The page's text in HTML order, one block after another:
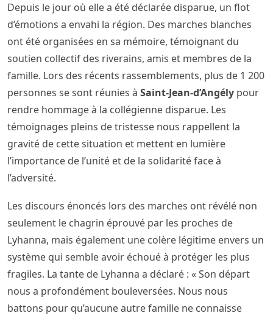
Depuis le jour où elle a été déclarée disparue, un flot
d’émotions a envahi la région. Des marches blanches
ont été organisées en sa mémoire, témoignant du
soutien collectif des riverains, amis et membres de la
famille. Lors des récents rassemblements, plus de 1 200
personnes se sont réunies à Saint-Jean-d’Angély pour
rendre hommage à la collégienne disparue. Les
témoignages pleins de tristesse nous rappellent la
gravité de cette situation et mettent en lumière
l’importance de l’unité et de la solidarité face à
l’adversité.
Les discours énoncés lors des marches ont révélé non
seulement le chagrin éprouvé par les proches de
Lyhanna, mais également une colère légitime envers un
système qui semble avoir échoué à protéger les plus
fragiles. La tante de Lyhanna a déclaré : « Son départ
nous a profondément bouleversées. Nous nous
battons pour qu’aucune autre famille ne connaisse